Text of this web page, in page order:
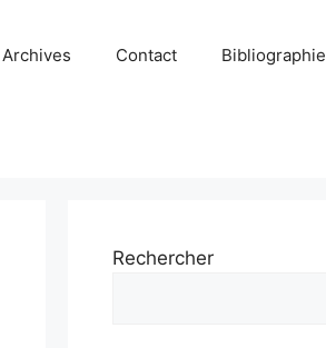
Archives Contact Bibliographie
Rechercher